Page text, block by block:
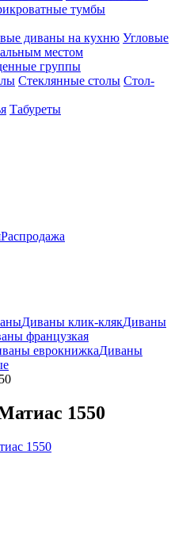
тумбы
диваны на кухню Угловые
местом
группы
Стеклянные столы Стол-
Табуреты
Распродажа
Диваны клик-клякДиваны
французкая
еврокнижкаДиваны
1550